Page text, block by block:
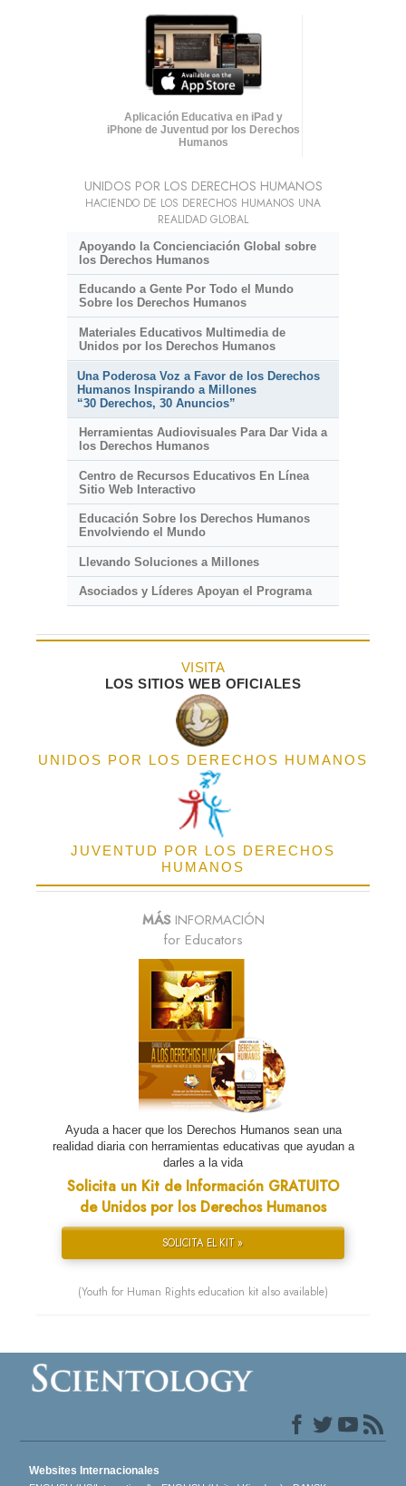
Aplicación Educativa en iPad y
iPhone de Juventud por los Derechos
Humanos
UNIDOS POR LOS DERECHOS HUMANOS
HACIENDO DE LOS DERECHOS HUMANOS UNA
REALIDAD GLOBAL
Apoyando la Concienciación Global sobre
los Derechos Humanos
Educando a Gente Por Todo el Mundo
Sobre los Derechos Humanos
Materiales Educativos Multimedia de
Unidos por los Derechos Humanos
Una Poderosa Voz a Favor de los Derechos
Humanos Inspirando a Millones
“30 Derechos, 30 Anuncios”
Herramientas Audiovisuales Para Dar Vida a
los Derechos Humanos
Centro de Recursos Educativos En Línea
Sitio Web Interactivo
Educación Sobre los Derechos Humanos
Envolviendo el Mundo
Llevando Soluciones a Millones
Asociados y Líderes Apoyan el Programa
VISITA
LOS SITIOS WEB OFICIALES
UNIDOS POR LOS DERECHOS HUMANOS
JUVENTUD POR LOS DERECHOS
HUMANOS
MÁSINFORMACIÓN
for Educators
Ayuda a hacer que los Derechos Humanos sean una
realidad diaria con herramientas educativas que ayudan a
darles a la vida
Solicita un Kit de Información GRATUITO
de Unidos por los Derechos Humanos
SOLICITA EL KIT »
(Youth for Human Rights education kit also available)
Websites Internacionales